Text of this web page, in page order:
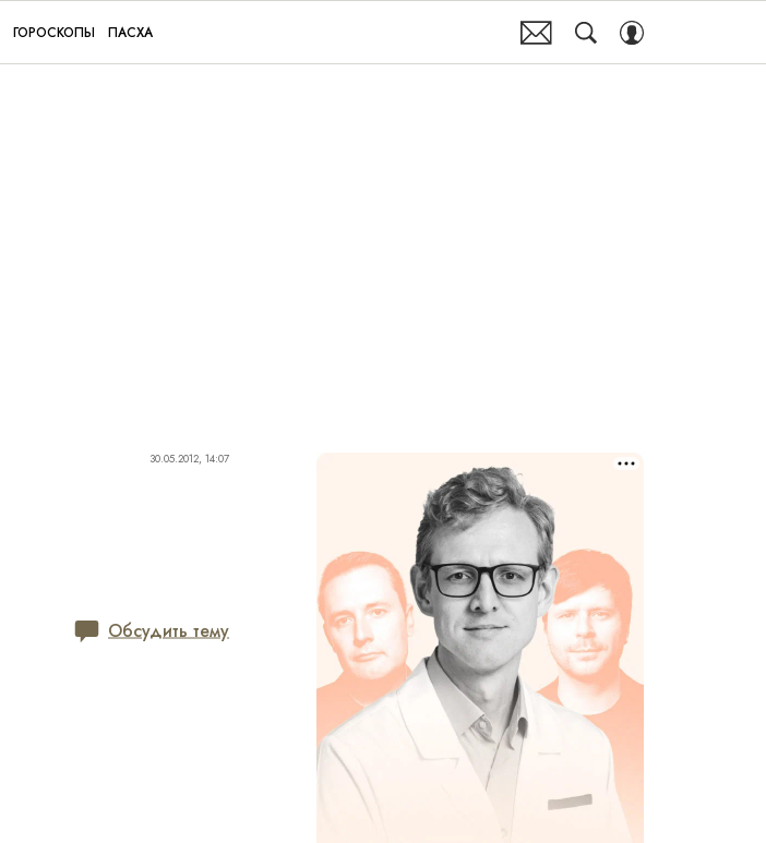
ГОРОСКОПЫ ПАСХА
30.05.2012, 14:07
Обсудить тему